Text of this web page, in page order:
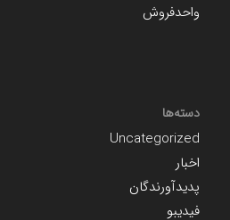
واحدفروش
دسته‌ها
Uncategorized
اخبار
پدیدآورندگان
فیدیبو